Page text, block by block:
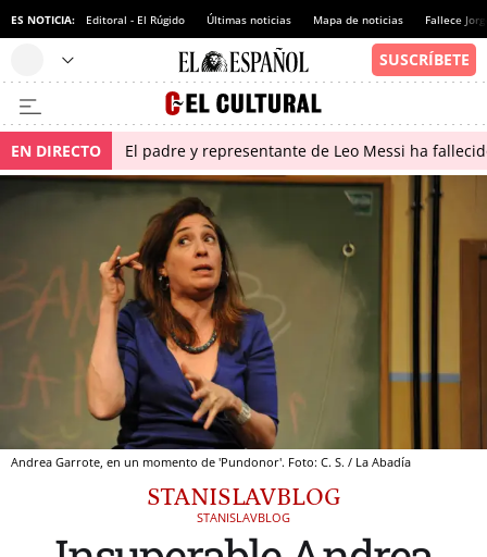
ES NOTICIA: Editoral - El Rúgido Últimas noticias Mapa de noticias Fallece
EN DIRECTO El padre y representante de Leo Messi ha
Andrea Garrote, en un momento de 'Pundonor'. Foto: C. S. / La Abadía
STANISLAVBLOG
STANISLAVBLOG